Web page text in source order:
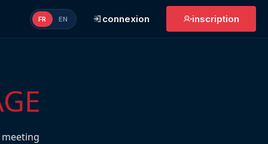
FR EN connexion inscription